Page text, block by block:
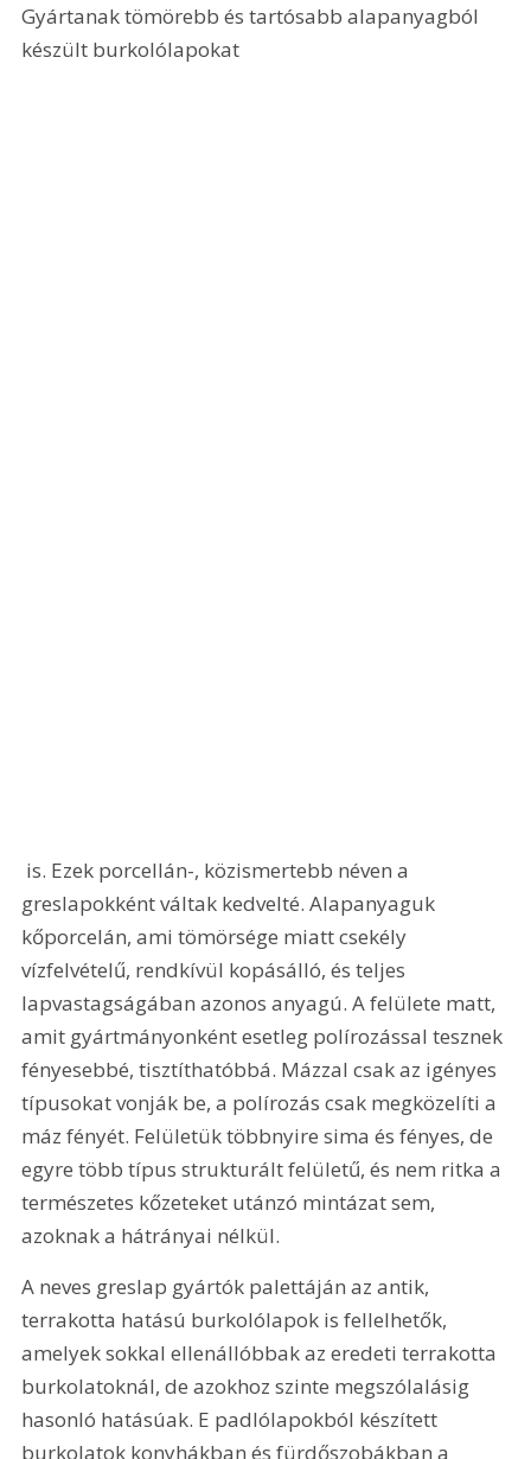
Gyártanak tömörebb és tartósabb alapanyagból
készült burkolólapokat
greslapokként váltak kedvelté. Alapanyaguk
kőporcelán, ami tömörsége miatt csekély
vízfelvételű, rendkívül kopásálló, és teljes
lapvastagságában azonos anyagú. A felülete matt,
amit gyártmányonként esetleg polírozással tesznek
fényesebbé, tisztíthatóbbá. Mázzal csak az igényes
típusokat vonják be, a polírozás csak megközelíti a
máz fényét. Felületük többnyire sima és fényes, de
egyre több típus strukturált felületű, és nem ritka a
természetes kőzeteket utánzó mintázat sem,
azoknak a hátrányai nélkül.
A neves greslap gyártók palettáján az antik,
terrakotta hatású burkolólapok is fellelhetők,
amelyek sokkal ellenállóbbak az eredeti terrakotta
burkolatoknál, de azokhoz szinte megszólalásig
hasonló hatásúak. E padlólapokból készített
burkolatok konyhákban és fürdőszobákban a